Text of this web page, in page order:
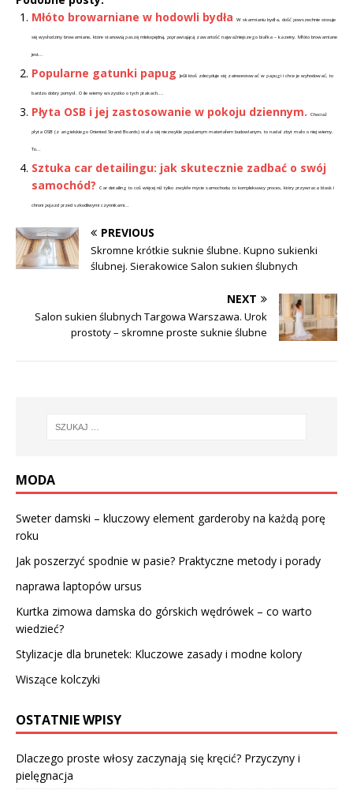
Młóto browarniane w hodowli bydła
W skarmianiu bydła, dość powszechnie stosuje
się wysłodziny browarniane, które stanowią paszę mlekopędną, poprawiającą zawartość najważniejszego białka – kazeiny. Młóto browarniane
jest...
Popularne gatunki papug Jeśli ktoś zdecyduje się zainwestować w papugi i chce je wyhodować, to
bardzo dobry pomysł. O ile wiemy wszystko o tych ptakach....
Płyta OSB i jej zastosowanie w pokoju dziennym. Chociaż
płyta OSB (z angielskiego Oriented Strand Boards) stała się niezwykle popularnym materiałem budowlanym, to nadal zbyt mało o niej wiemy.
To...
Sztuka car detailingu: jak skutecznie zadbać o swój
samochód?
Car detailing to coś więcej niż tylko zwykłe mycie samochodu; to kompleksowy proces, który przywraca blask i
chroni pojazd przed szkodliwymi czynnikami...
PREVIOUS
Skromne krótkie suknie ślubne. Kupno sukienki
ślubnej. Sierakowice Salon sukien ślubnych
NEXT
Salon sukien ślubnych Targowa Warszawa. Urok
prostoty – skromne proste suknie ślubne
MODA
Sweter damski – kluczowy element garderoby na każdą porę
roku
Jak poszerzyć spodnie w pasie? Praktyczne metody i porady
naprawa laptopów ursus
Kurtka zimowa damska do górskich wędrówek – co warto
wiedzieć?
Stylizacje dla brunetek: Kluczowe zasady i modne kolory
Wiszące kolczyki
OSTATNIE WPISY
Dlaczego proste włosy zaczynają się kręcić? Przyczyny i
pielęgnacja